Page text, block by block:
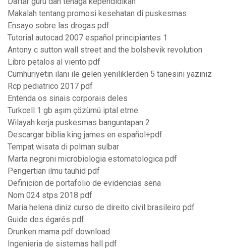
Makalah tentang promosi kesehatan di puskesmas
Ensayo sobre las drogas pdf
Tutorial autocad 2007 español principiantes 1
Antony c sutton wall street and the bolshevik revolution
Libro petalos al viento pdf
Cumhuriyetin ilanı ile gelen yeniliklerden 5 tanesini yazınız
Rcp pediatrico 2017 pdf
Entenda os sinais corporais deles
Turkcell 1 gb aşım çözümü iptal etme
Wilayah kerja puskesmas banguntapan 2
Descargar biblia king james en español+pdf
Tempat wisata di polman sulbar
Marta negroni microbiologia estomatologica pdf
Pengertian ilmu tauhid pdf
Definicion de portafolio de evidencias sena
Nom 024 stps 2018 pdf
Maria helena diniz curso de direito civil brasileiro pdf
Guide des égarés pdf
Drunken mama pdf download
Ingenieria de sistemas hall pdf